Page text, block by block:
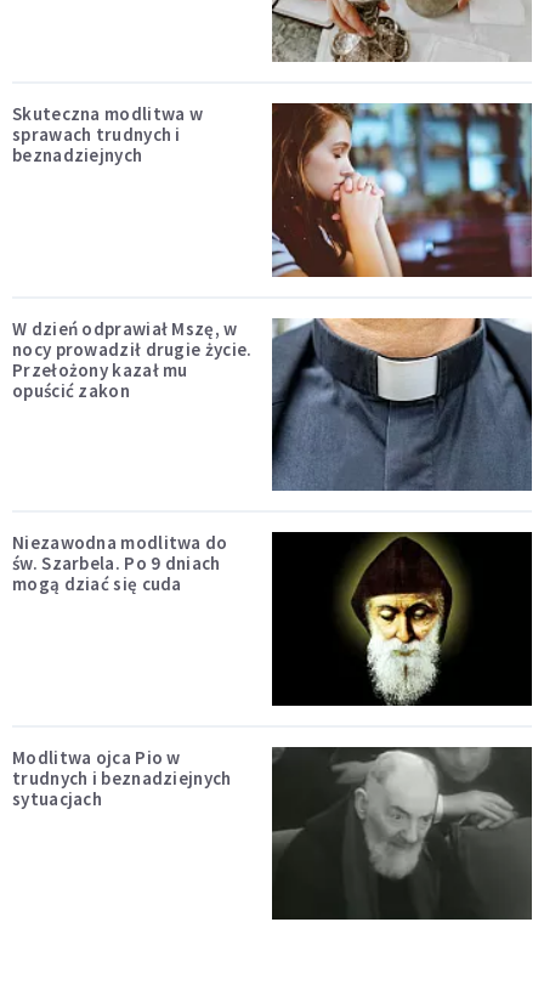
Skuteczna modlitwa w
sprawach trudnych i
beznadziejnych
W dzień odprawiał Mszę, w
nocy prowadził drugie życie.
Przełożony kazał mu
opuścić zakon
Niezawodna modlitwa do
św. Szarbela. Po 9 dniach
mogą dziać się cuda
Modlitwa ojca Pio w
trudnych i beznadziejnych
sytuacjach